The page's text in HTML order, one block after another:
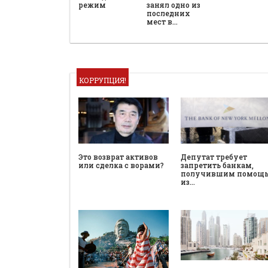
режим
занял одно из
последних
мест в…
КОРРУПЦИЯ!
Это возврат активов
или сделка с ворами?
Депутат требует
запретить банкам,
получившим помощь
из…